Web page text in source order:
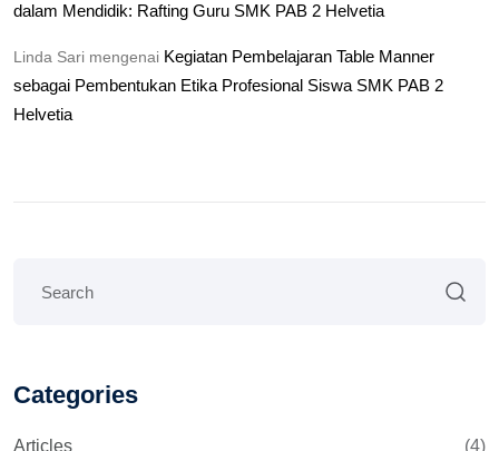
dalam Mendidik: Rafting Guru SMK PAB 2 Helvetia
Linda Sari mengenai Kegiatan Pembelajaran Table Manner
sebagai Pembentukan Etika Profesional Siswa SMK PAB 2
Helvetia
Categories
Articles (4)